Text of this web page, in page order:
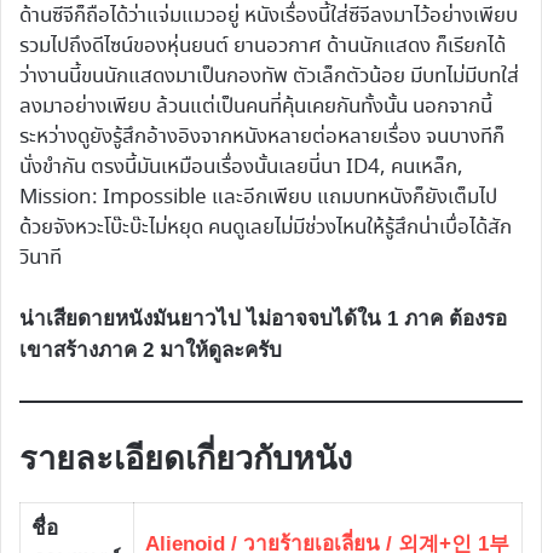
ด้านซีจีก็ถือได้ว่าแจ่มแมวอยู่ หนังเรื่องนี้ใส่ซีจีลงมาไว้อย่างเพียบ
รวมไปถึงดีไซน์ของหุ่นยนต์ ยานอวกาศ ด้านนักแสดง ก็เรียกได้
ว่างานนี้ขนนักแสดงมาเป็นกองทัพ ตัวเล็กตัวน้อย มีบทไม่มีบทใส่
ลงมาอย่างเพียบ ล้วนแต่เป็นคนที่คุ้นเคยกันทั้งนั้น นอกจากนี้
ระหว่างดูยังรู้สึกอ้างอิงจากหนังหลายต่อหลายเรื่อง จนบางทีก็
นั่งขำกัน ตรงนี้มันเหมือนเรื่องนั้นเลยนี่นา ID4, คนเหล็ก,
Mission: Impossible และอีกเพียบ แถมบทหนังก็ยังเต็มไป
ด้วยจังหวะโบ๊ะบ๊ะไม่หยุด คนดูเลยไม่มีช่วงไหนให้รู้สึกน่าเบื่อได้สัก
วินาที
น่าเสียดายหนังมันยาวไป ไม่อาจจบได้ใน 1 ภาค ต้องรอ
เขาสร้างภาค 2 มาให้ดูละครับ
รายละเอียดเกี่ยวกับหนัง
ชื่อ
Alienoid / วายร้ายเอเลี่ยน / 외계+인 1부